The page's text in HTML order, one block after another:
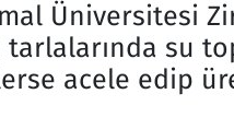
Üniversitesi
su
acele edip